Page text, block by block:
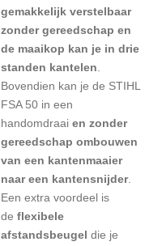
gemakkelijk verstelbaar
zonder gereedschap en
de maaikop kan je in drie
standen kantelen
Bovendien kan je de STIHL
FSA 50 in een
handomdraai en zonder
gereedschap ombouwen
van een kantenmaaier
naar een kantensnijder.
Een extra voordeel is
de flexibele
afstandsbeugel die je